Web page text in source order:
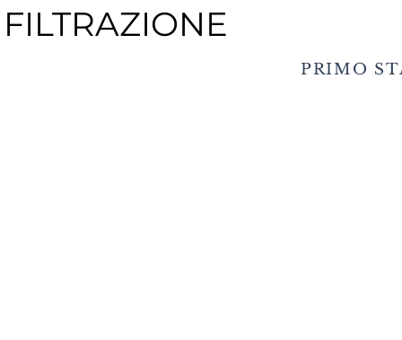
FILTRAZIONE
PRIMO